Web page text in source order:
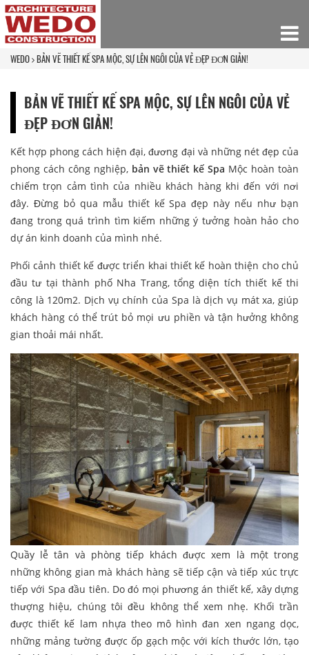
WEDO BẢN VẼ THIẾT KẾ SPA MỘC, SỰ LÊN NGÔI CỦA VẺ ĐẸP ĐƠN GIẢN!
BẢN VẼ THIẾT KẾ SPA MỘC, SỰ LÊN NGÔI CỦA VẺ
ĐẸP ĐƠN GIẢN!
Kết hợp phong cách hiện đại, đương đại và những nét đẹp của
phong cách công nghiệp, bản vẽ thiết kế Spa Mộc hoàn toàn
chiếm trọn cảm tình của nhiều khách hàng khi đến với nơi
đây. Đừng bỏ qua mẫu thiết kế Spa đẹp này nếu như bạn
đang trong quá trình tìm kiếm những ý tưởng hoàn hảo cho
dự án kinh doanh của mình nhé.
Phối cảnh thiết kế được triển khai thiết kế hoàn thiện cho chủ
đầu tư tại thành phố Nha Trang, tổng diện tích thiết kế thi
công là 120m2. Dịch vụ chính của Spa là dịch vụ mát xa, giúp
khách hàng có thể trút bỏ mọi ưu phiền và tận hưởng không
gian thoải mái nhất.
Quầy lễ tân và phòng tiếp khách được xem là một trong
những không gian mà khách hàng sẽ tiếp cận và tiếp xúc trực
tiếp với Spa đầu tiên. Do đó mọi phương án thiết kế, xây dựng
thượng hiệu, chúng tôi đều không thể xem nhẹ. Khối trần
được thiết kế lam nhựa theo mô hình đan xen ngang dọc,
những mảng tường được ốp gạch mộc với kích thước lớn, tạo